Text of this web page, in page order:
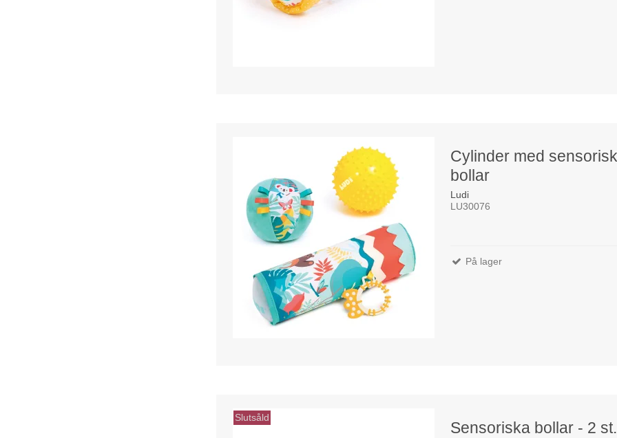
Cylinder med
bollar
Ludi
LU30076
På lager
Slutsåld
Sensoriska bollar - 2 st.